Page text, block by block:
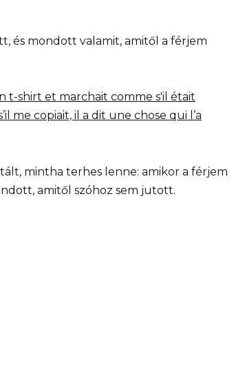
és mondott valamit, amitől a férjem
mintha terhes lenne: amikor a férjem
amitől szóhoz sem jutott.